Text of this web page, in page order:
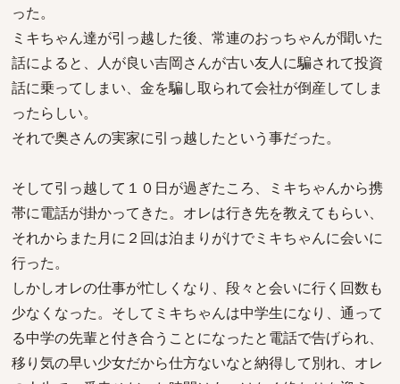
った。
ミキちゃん達が引っ越した後、常連のおっちゃんが聞いた
話によると、人が良い吉岡さんが古い友人に騙されて投資
話に乗ってしまい、金を騙し取られて会社が倒産してしま
ったらしい。
それで奥さんの実家に引っ越したという事だった。
そして引っ越して１０日が過ぎたころ、ミキちゃんから携
帯に電話が掛かってきた。オレは行き先を教えてもらい、
それからまた月に２回は泊まりがけでミキちゃんに会いに
行った。
しかしオレの仕事が忙しくなり、段々と会いに行く回数も
少なくなった。そしてミキちゃんは中学生になり、通って
る中学の先輩と付き合うことになったと電話で告げられ、
移り気の早い少女だから仕方ないなと納得して別れ、オレ